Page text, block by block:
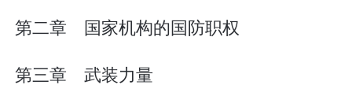
第二章 国家机构的国防职权
第三章 武装力量